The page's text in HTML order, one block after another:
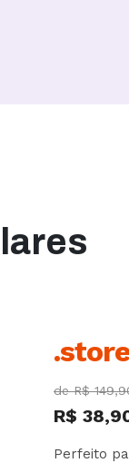
de R$
R$
Perfeito